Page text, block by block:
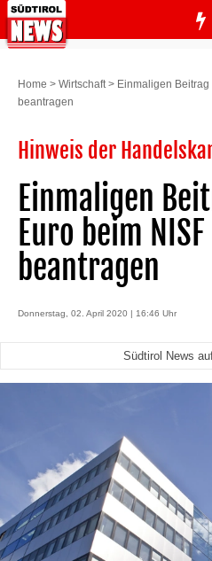
Home > Wirtschaft> Einmaligen
beantragen
Hinweis der
Einmaligen
Euro beim
beantragen
Donnerstag, 02. April 2020 | 16:46 Uhr
Südtirol News